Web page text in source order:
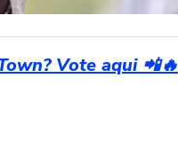
Vote aqui 📲🔥